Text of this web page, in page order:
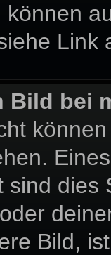
Link
Bild bei
sind
Bild,